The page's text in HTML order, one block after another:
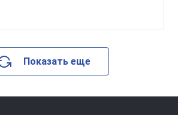
Показать еще